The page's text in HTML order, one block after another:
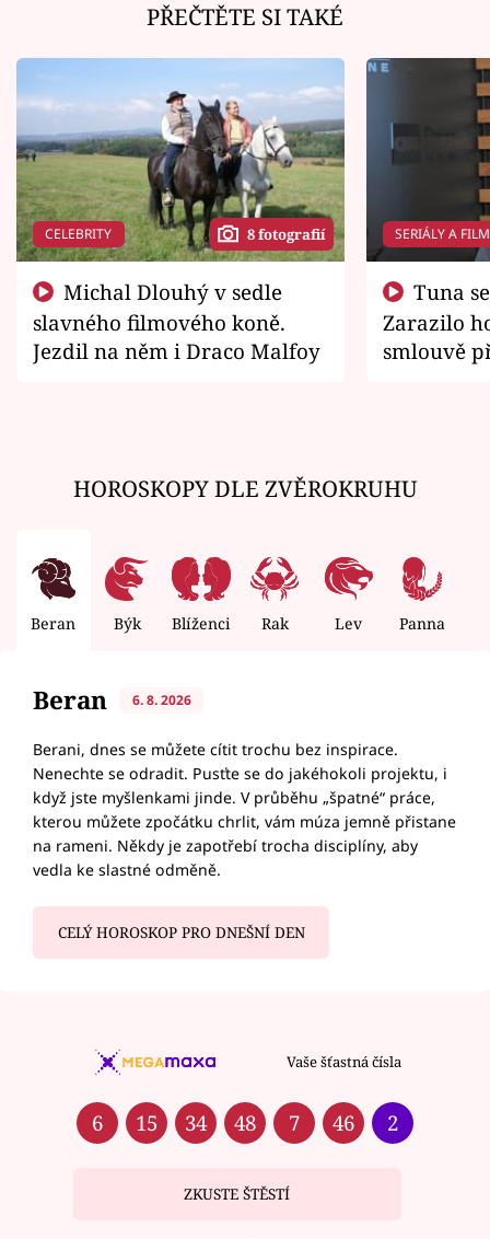
PŘEČTĚTE SI TAKÉ
CELEBRITY 8 fotografií
slavného filmového koně.
Jezdil na něm i Draco Malfoy
SERIÁLY A
Zarazilo
smlouvě
HOROSKOPY DLE ZVĚROKRUHU
Beran Býk Blíženci Rak Lev Panna
Beran 6. 8. 2026
Berani, dnes se můžete cítit trochu bez inspirace.
Nenechte se odradit. Pusťte se do jakéhokoli projektu, i
když jste myšlenkami jinde. V průběhu „špatné“ práce,
kterou můžete zpočátku chrlit, vám múza jemně přistane
na rameni. Někdy je zapotřebí trocha disciplíny, aby
vedla ke slastné odměně.
CELÝ HOROSKOP PRO DNEŠNÍ DEN
Vaše šťastná čísla
6 15 34 48 7 46 2
ZKUSTE ŠTĚSTÍ